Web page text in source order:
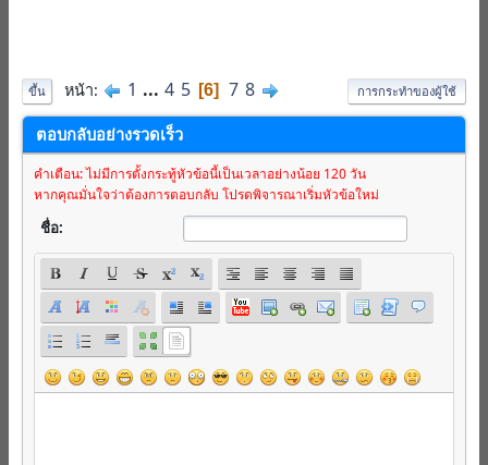
ขึ้น หน้า 1 ... 4 5 6 7 8 การกระทำของผู้ใช้
ตอบกลับอย่างรวดเร็ว
คำเตือน: ไม่มีการตั้งกระทู้หัวข้อนี้เป็นเวลาอย่างน้อย 120 วัน
หากคุณมั่นใจว่าต้องการตอบกลับ โปรดพิจารณาเริ่มหัวข้อใหม่
ชื่อ: